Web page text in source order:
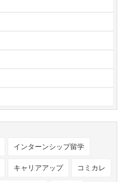
インターンシップ留学
キャリアアップ コミカレ